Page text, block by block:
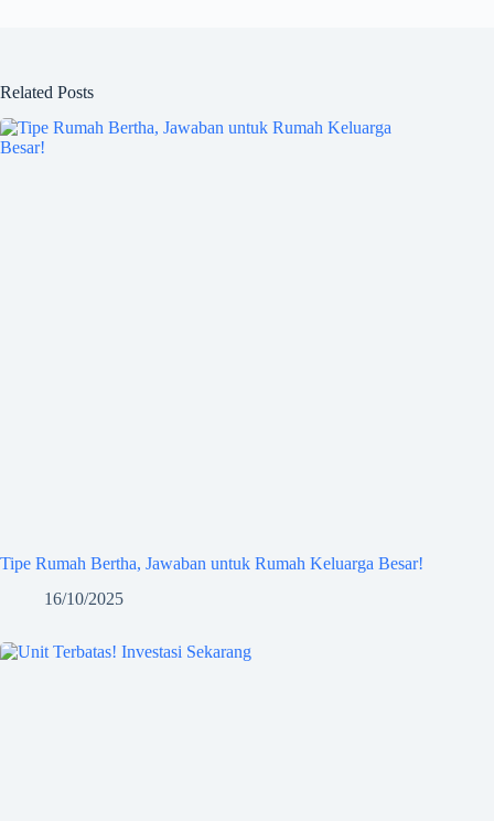
Related Posts
Tipe Rumah Bertha, Jawaban untuk Rumah Keluarga Besar!
16/10/2025